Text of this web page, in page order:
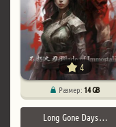
4
Размер: 14 GB
Long Gone Days …